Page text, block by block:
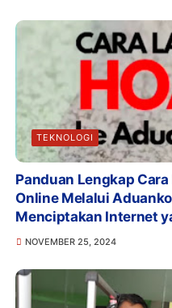
TEKNOLOGI
Panduan Lengkap
Online Melalui
Menciptakan Internet
NOVEMBER 25, 2024